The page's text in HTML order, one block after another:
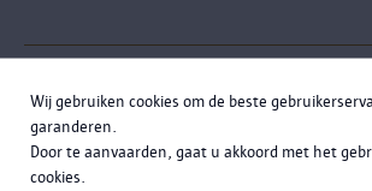
Wij gebruiken cookies om de beste
garanderen.
Door te aanvaarden, gaat u akkoord met het
cookies.